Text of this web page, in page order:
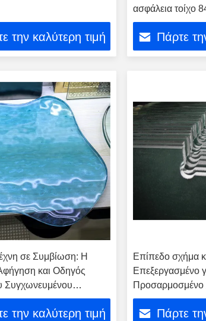
την καλύτερη τιμή
ασφάλεια τοίχο
πάχος
Πάρτε
σε Συμβίωση: Η
και Οδηγός
Συγχωνευμένου
Ακανόνιστου Γυαλιού
την καλύτερη τιμή
Επίπεδο σχήμα
Επεξεργασμένο
Προσαρμοσμένο
Πάρτε